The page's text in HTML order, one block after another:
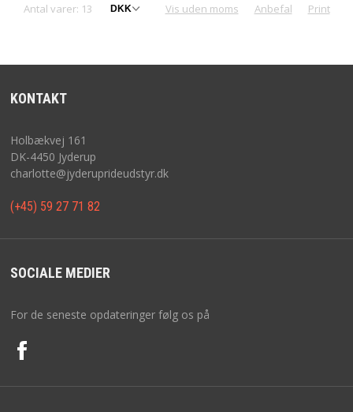
Antal varer: 13 Vis uden moms Anbefal Print
KONTAKT
Holbækvej 161
DK-4450 Jyderup
charlotte@jyderuprideudstyr.dk
(+45) 59 27 71 82
SOCIALE MEDIER
For de seneste opdateringer følg os på